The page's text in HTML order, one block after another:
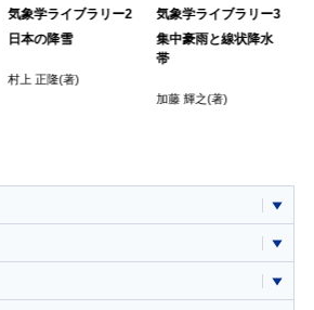
気象学ライブラリー2
日本の降雪
村上 正隆(著)
気象学ライブラリー3
集中豪雨と線状降水
帯
加藤 輝之(著)